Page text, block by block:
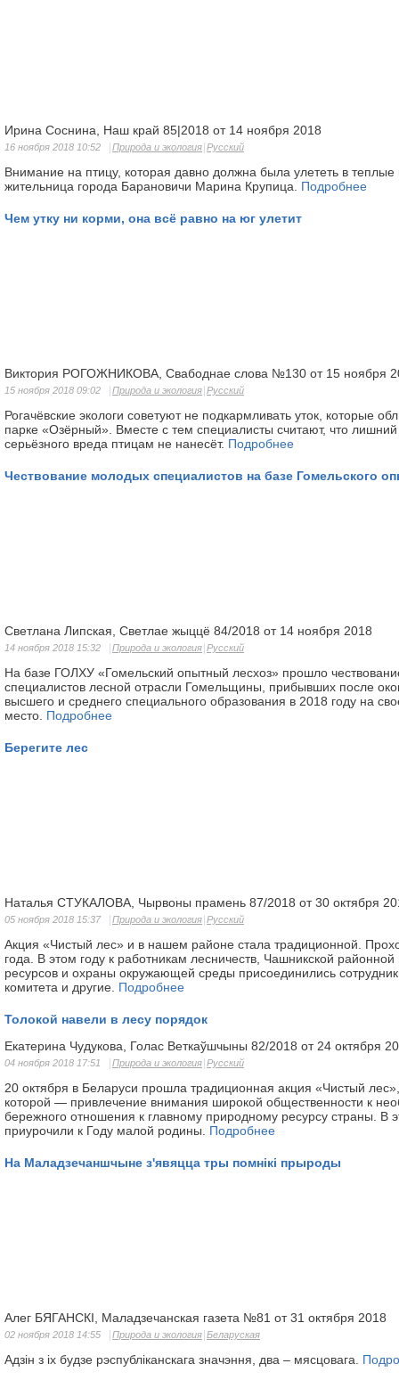
Ирина Соснина, Наш край 85|2018 от 14 ноября 2018
16 ноября 2018 10:52 Природа и экология Русский
Внимание на птицу, которая давно должна была улететь в теплые
жительница города Барановичи Марина Крупица. Подробнее
Чем утку ни корми, она всё равно на юг улетит
Виктория РОГОЖНИКОВА, Свабоднае слова №130 от 15 ноября
15 ноября 2018 09:02 Природа и экология Русский
Рогачёвские экологи советуют не подкармливать уток, которые
парке «Озёрный». Вместе с тем специалисты считают, что лишний
серьёзного вреда птицам не нанесёт. Подробнее
Чествование молодых специалистов на базе Гомельского
Светлана Липская, Светлае жыццё 84/2018 от 14 ноября 2018
14 ноября 2018 15:32 Природа и экология Русский
На базе ГОЛХУ «Гомельский опытный лесхоз» прошло
специалистов лесной отрасли Гомельщины, прибывших после
высшего и среднего специального образования в 2018 году на
место. Подробнее
Берегите лес
Наталья СТУКАЛОВА, Чырвоны прамень 87/2018 от 30 октября
05 ноября 2018 15:37 Природа и экология Русский
Акция «Чистый лес» и в нашем районе стала традиционной.
года. В этом году к работникам лесничеств, Чашникской
ресурсов и охраны окружающей среды присоединились
комитета и другие. Подробнее
Толокой навели в лесу порядок
Екатерина Чудукова, Голас Веткаўшчыны 82/2018 от 24 октября
04 ноября 2018 17:51 Природа и экология Русский
20 октября в Беларуси прошла традиционная акция «Чистый
которой — привлечение внимания широкой общественности к
бережного отношения к главному природному ресурсу страны. В
приурочили к Году малой родины. Подробнее
На Маладзечаншчыне з'явяцца тры помнікі прыроды
Алег БЯГАНСКІ, Маладзечанская газета №81 от 31 октября 2018
02 ноября 2018 14:55 Природа и экология Беларуская
Адзін з іх будзе рэспубліканскага значэння, два – мясцовага.